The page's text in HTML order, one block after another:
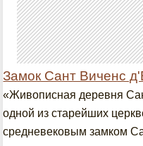
Замок Сант Виченс
«Живописная деревня
одной из старейших
средневековым замком